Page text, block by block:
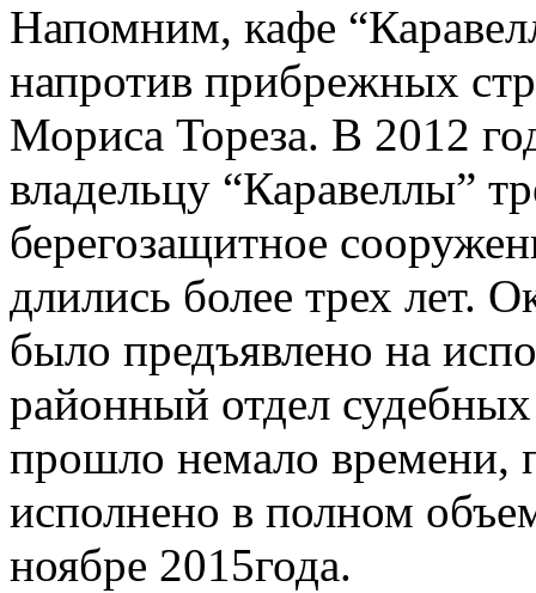
Напомним, кафе
напротив прибрежных
Мориса Тореза. В 2012
владельцу “Каравеллы”
берегозащитное
длились более трех лет.
было предъявлено на
районный отдел
прошло немало времени,
исполнено в полном
ноябре 2015года.